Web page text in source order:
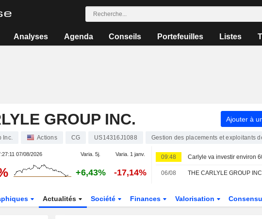
Analyses Agenda Conseils Portefeuilles Listes
GROUP INC. Ajouter à
Inc. Actions CG US14316J1088 Gestion des placements et exploitants
07/08/2026 Varia. 5j. Varia. 1 janv.
+6,43% -17,14%
09:48
06/08
Actualités Société Finances Valorisation